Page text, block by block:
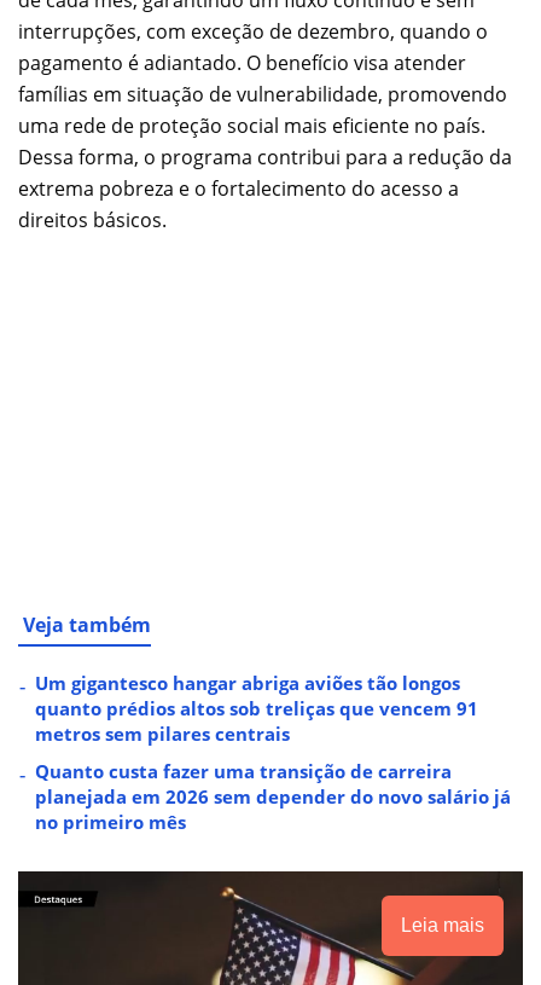
interrupções, com exceção de dezembro, quando o
pagamento é adiantado. O benefício visa atender
famílias em situação de vulnerabilidade, promovendo
uma rede de proteção social mais eficiente no país.
Dessa forma, o programa contribui para a redução da
extrema pobreza e o fortalecimento do acesso a
direitos básicos.
Veja também
Um gigantesco hangar abriga aviões tão longos
quanto prédios altos sob treliças que vencem 91
metros sem pilares centrais
Quanto custa fazer uma transição de carreira
planejada em 2026 sem depender do novo salário já
no primeiro mês
Leia mais